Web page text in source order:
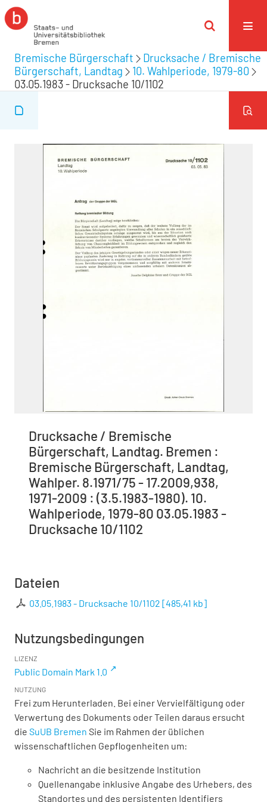
Bremische Bürgerschaft
Drucksache / Bremische
Bürgerschaft, Landtag
10. Wahlperiode, 1979-80
03.05.1983 - Drucksache 10/1102
Drucksache / Bremische
Bürgerschaft, Landtag. Bremen :
Bremische Bürgerschaft, Landtag,
Wahlper. 8.1971/75 - 17.2009,938,
1971-2009 : (3.5.1983-1980). 10.
Wahlperiode, 1979-80 03.05.1983 -
Drucksache 10/1102
Dateien
03.05.1983 - Drucksache 10/1102 [485,41 kb]
Nutzungsbedingungen
LIZENZ
Public Domain Mark 1.0
NUTZUNG
Frei zum Herunterladen. Bei einer Vervielfältigung oder
Verwertung des Dokuments oder Teilen daraus ersucht
die SuUB Bremen Sie im Rahmen der üblichen
wissenschaftlichen Gepflogenheiten um:
Nachricht an die besitzende Institution
Quellenangabe inklusive Angabe des Urhebers, des
Standortes und des persistenten Identifiers